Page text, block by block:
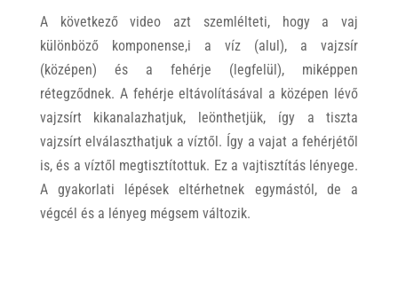
A következő video azt szemlélteti, hogy a vaj
különböző komponense,i a víz (alul), a vajzsír
(középen) és a fehérje (legfelül), miképpen
rétegződnek. A fehérje eltávolításával a középen lévő
vajzsírt kikanalazhatjuk, leönthetjük, így a tiszta
vajzsírt elválaszthatjuk a víztől. Így a vajat a fehérjétől
is, és a víztől megtisztítottuk. Ez a vajtisztítás lényege.
A gyakorlati lépések eltérhetnek egymástól, de a
végcél és a lényeg mégsem változik.